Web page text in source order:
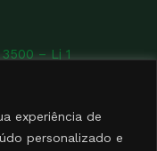
experiência de
personalizado e
– Lj 1